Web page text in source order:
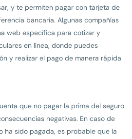
y te permiten pagar con tarjeta de
bancaria. Algunas compañías
web específica para cotizar y
en línea, donde puedes
y realizar el pago de manera rápida
que no pagar la prima del seguro
negativas. En caso de
ha sido pagada, es probable que la